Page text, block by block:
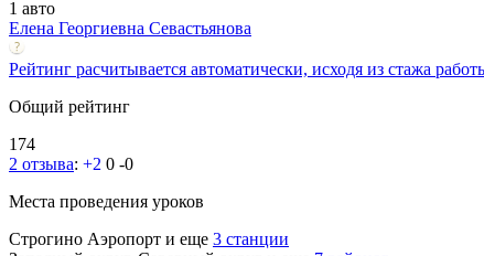
1 авто
Елена Георгиевна Севаcтьянова
Рейтинг расчитывается автоматически, исходя из стажа
Общий рейтинг
174
2 отзыва: +2 0 -0
Места проведения уроков
Строгино Аэропорт и еще 3 станции